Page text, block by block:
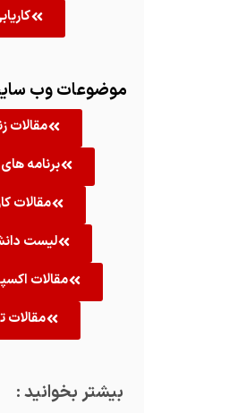
موضوعات وب
مقالات
برنامه های
مقالات
لیست
مقالات
مقالات
بیشتر بخوانید :